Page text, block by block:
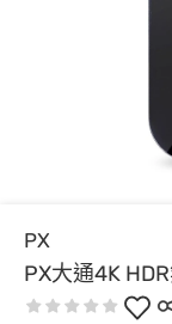
PX
PX大通4K